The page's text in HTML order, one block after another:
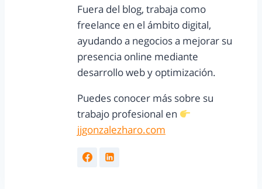
Fuera del blog, trabaja como
freelance en el ámbito digital,
ayudando a negocios a mejorar su
presencia online mediante
desarrollo web y optimización.
Puedes conocer más sobre su
trabajo profesional en
jjgonzalezharo.com